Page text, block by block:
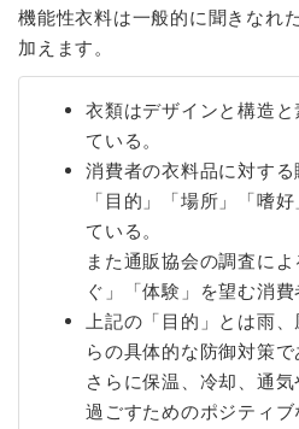
機能性衣料は一般的に聞きなれ
加えます。
衣類はデザインと構造
ている。
消費者の衣料品に対す
「目的」「場所」「嗜
ている。
また通販協会の調査に
ぐ」「体験」を望む消費
上記の「目的」とは雨
らの具体的な防御対策で
さらに保温、冷却、通
過ごすためのポジティブ